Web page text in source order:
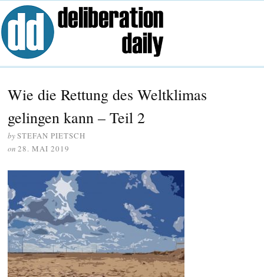
Wie die Rettung des Weltklimas
gelingen kann – Teil 2
bySTEFAN PIETSCH
on 28. MAI 2019